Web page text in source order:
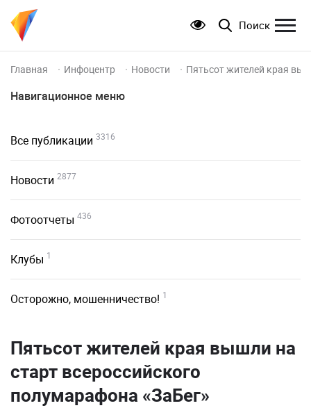
Поиск
Главная Инфоцентр Новости Пятьсот жителей края
Навигационное меню
Все публикации 3316
Новости 2877
Фотоотчеты 436
Клубы 1
Осторожно, мошенничество! 1
Пятьсот жителей края вышли на
старт всероссийского
полумарафона «ЗаБег»